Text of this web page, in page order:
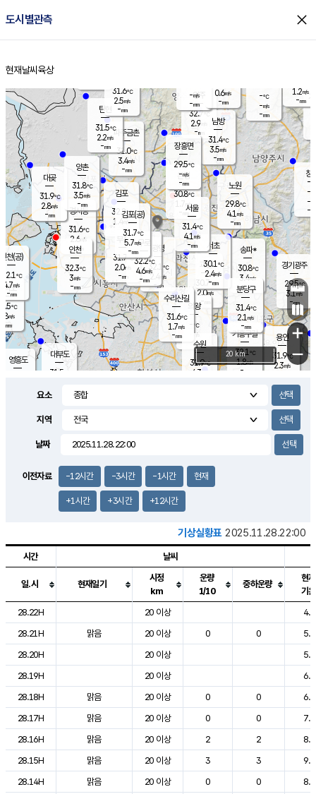
도시별관측 close
홈
현재날씨 육상
의도
℃
m/s
mm
영흥도
양주
32.7℃
2.9
-mm
과천
30.7℃
2.0m/s
- mm
용인
31.9℃
2.3m/s
경기광주
29.5℃
3.1m/s
-mm
3.6m/s
대부도
31.5
경서동
31.6℃
2.6 m/s
-mm
파주금촌
31.0℃
3.4m/s
-mm
-℃
-m/s
-mm
대곶
31.9℃
2.8m/s
-mm
창
-
-m/
-
탄현
31.5℃
2.2m/s
-mm
1.2m/s
-mm
의왕
- ℃
m/s
mm
김포
32.2℃
1.4 m/s
mm
광명
32.1
℃
2.4 m/s
-mm
부천
31.7℃
2.0m/s
-mm
양촌
31.8℃
3.5m/s
-mm
구로
32.2℃
4.6m/s
-mm
은평
30.8℃
1.7 m/s
- mm
노원
29.8℃
4.1 m/s
-mm
송파*
30.8℃
3.4m/s
-mm
서초
30.1℃
2.4m/s
-mm
남방
31.4℃
3.5m/s
-mm
기흥구갈
32.1℃
1.8m/s
-
수리산길
31.6℃
1.7m/s
-mm
분당구
31.4℃
2.1 m/s
-mm
장흥면
29.5℃
-m/s
-mm
-m/s
-mm
인천(공)
32.1℃
4.7m/s
-mm
김포(공)
31.7℃
5.7m/s
-mm
수원
31.9℃
4.3 m/s
인천
32.3℃
3m/s
-mm
서울
31.4℃
4.1 m/s
-mm
31.6℃
2.5m/s
-mm
0.6m/s
-mm
+
−
20 km
요소
지역
날짜
이전자료 -12시간 -3시간 -1시간 현재
+1시간 +3시간 +12시간
기상실황표 2025.11.28.22:00
도시별 기상실황표로 지점, 날씨, 기온, 강수, 바람, 기압등을 안내한 표입
시간 날씨
일.시 현재일기
시정
km
운량
1/10
중하운량
현재
기온
28.22H
20 이상
4.7
28.21H
맑음 20 이상 0 0
5.2
28.20H
20 이상
5.7
28.19H
20 이상
6.3
28.18H
맑음 20 이상 0 0
6.8
28.17H
맑음 20 이상 0 0
7.9
28.16H
맑음 20 이상 2 2
8.7
28.15H
맑음 20 이상 3 3
9.3
28.14H
맑음 20 이상 0 0
8.9